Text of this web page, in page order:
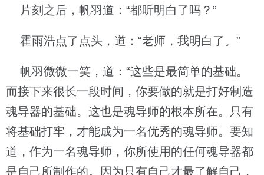
片刻之后，帆羽道：“都听明白了吗？”
霍雨浩点了点头，道：“老师，我明白了。”
帆羽微微一笑，道：“这些是最简单的基础。
而接下来很长一段时间，你要做的就是打好制造
魂导器的基础。这也是魂导师的根本所在。只有
将基础打牢，才能成为一名优秀的魂导师。要知
道，作为一名魂导师，你所使用的任何魂导器都
是自己所制作的。因为只有自己才最了解自己，